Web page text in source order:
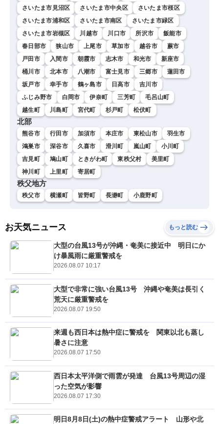
さいたま市見沼区 さいたま市中央区
さいたま市桜区
さいたま市浦和区
さいたま市南区
さいたま市緑区
さいたま市岩槻区
川越市 川口市 所沢市
飯能市
春日部市
狭山市 上尾市 草加市 越谷市
蕨市
戸田市
入間市 朝霞市 志木市 和光市
新座市
桶川市
北本市 八潮市 富士見市 三郷市
蓮田市
坂戸市
幸手市 鶴ヶ島市 日高市
吉川市
ふじみ野市
白岡市 伊奈町 三芳町
毛呂山町
越生町
川島町 宮代町 杉戸町 松伏町
北部
熊谷市 行田市 加須市 本庄市 東松山市
羽生市
鴻巣市
深谷市 久喜市 滑川町 嵐山町
小川町
吉見町
鳩山町 ときがわ町 東秩父村
美里町
神川町
上里町 寄居町
秩父地方
秩父市 横瀬町 皆野町 長瀞町 小鹿野町
お天気ニュース もっと読む
大型の台風13号が沖縄・奄美に接近中 明日にか
け暴風雨に厳重警戒を
2026.08.07 10:17
大型で非常に強い台風13号 沖縄や奄美は長引く
荒天に厳重警戒を
2026.08.07 19:50
来週も西日本は熱中症に警戒を 関東以北も蒸し
暑さに注意
2026.08.07 17:50
西日本太平洋側で雨雲が発達 台風13号周辺の湿
った空気が影響
2026.08.07 17:30
明日8月8日(土)の熱中症警戒アラート 山形や北